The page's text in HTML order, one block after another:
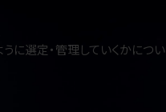
に選定・管理していくかについ